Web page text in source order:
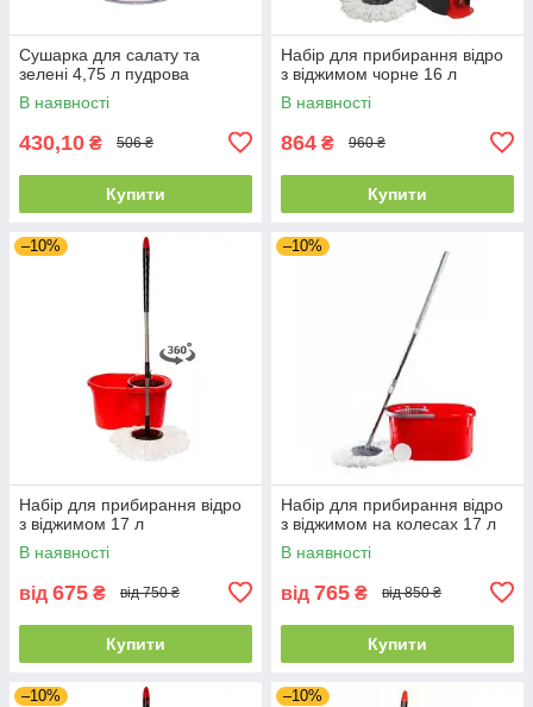
Сушарка для салату та
зелені 4,75 л пудрова
В наявності
430,10 ₴ 506 ₴
Купити
Набір для прибирання відро
з віджимом чорне 16 л
В наявності
864 ₴ 960 ₴
Купити
–10%
Набір для прибирання відро
з віджимом 17 л
В наявності
від 675 ₴ від 750 ₴
Купити
–10%
Набір для прибирання відро
з віджимом на колесах 17 л
В наявності
від 765 ₴ від 850 ₴
Купити
–10% –10%